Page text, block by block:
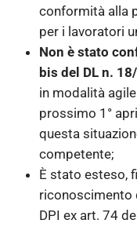
conformità alla
per i lavoratori
Non è stato
bis del DL n.
in modalità
prossimo 1°
questa
competente;
È stato esteso,
riconoscimento
DPI ex art. 74